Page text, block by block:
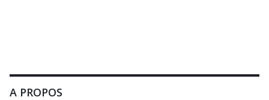
A PROPOS